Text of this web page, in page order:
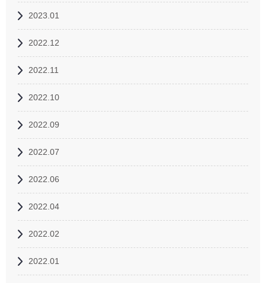
2023.01
2022.12
2022.11
2022.10
2022.09
2022.07
2022.06
2022.04
2022.02
2022.01